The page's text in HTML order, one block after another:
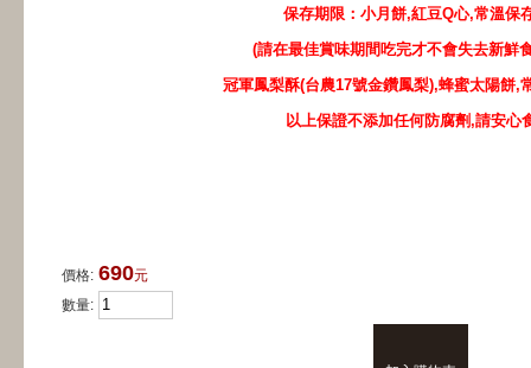
保存期限：小月餅,紅豆Q心,常溫保
(請在最佳賞味期間吃完才不會失去新鮮
冠軍鳳梨酥(台農17號金鑽鳳梨),蜂蜜太陽餅,
以上保證不添加任何防腐劑,請安心
價格: 690元
數量: